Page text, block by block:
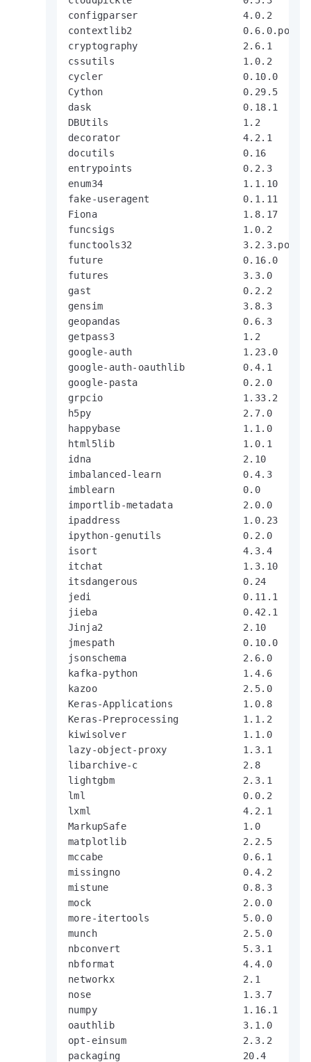
configparser                  4.0.2
contextlib2                   0.6.0.post1
cryptography                  2.6.1
cssutils                      1.0.2
cycler                        0.10.0
Cython                        0.29.5
dask                          0.18.1
DBUtils                       1.2
decorator                     4.2.1
docutils                      0.16
entrypoints                   0.2.3
enum34                        1.1.10
fake-useragent                0.1.11
Fiona                         1.8.17
funcsigs                      1.0.2
functools32                   3.2.3.post2
future                        0.16.0
futures                       3.3.0
gast                          0.2.2
gensim                        3.8.3
geopandas                     0.6.3
getpass3                      1.2
google-auth                   1.23.0
google-auth-oauthlib          0.4.1
google-pasta                  0.2.0
grpcio                        1.33.2
h5py                          2.7.0
happybase                     1.1.0
html5lib                      1.0.1
idna                          2.10
imbalanced-learn              0.4.3
imblearn                      0.0
importlib-metadata            2.0.0
ipaddress                     1.0.23
ipython-genutils              0.2.0
isort                         4.3.4
itchat                        1.3.10
itsdangerous                  0.24
jedi                          0.11.1
jieba                         0.42.1
Jinja2                        2.10
jmespath                      0.10.0
jsonschema                    2.6.0
kafka-python                  1.4.6
kazoo                         2.5.0
Keras-Applications            1.0.8
Keras-Preprocessing           1.1.2
kiwisolver                    1.1.0
lazy-object-proxy             1.3.1
libarchive-c                  2.8
lightgbm                      2.3.1
lml                           0.0.2
lxml                          4.2.1
MarkupSafe                    1.0
matplotlib                    2.2.5
mccabe                        0.6.1
missingno                     0.4.2
mistune                       0.8.3
mock                          2.0.0
more-itertools                5.0.0
munch                         2.5.0
nbconvert                     5.3.1
nbformat                      4.4.0
networkx                      2.1
nose                          1.3.7
numpy                         1.16.1
oauthlib                      3.1.0
opt-einsum                    2.3.2
packaging                     20.4